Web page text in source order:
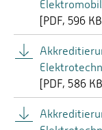
PDF 596 KB]
PDF 586 KB]